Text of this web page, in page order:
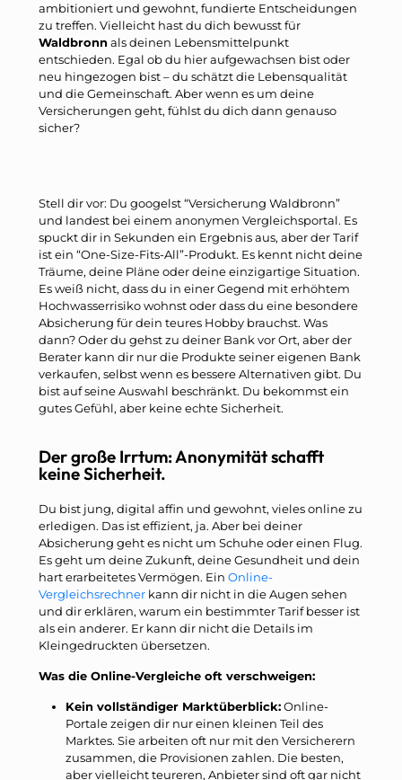
ambitioniert und gewohnt, fundierte Entscheidungen
zu treffen. Vielleicht hast du dich bewusst für
Waldbronnals deinen Lebensmittelpunkt
entschieden. Egal ob du hier aufgewachsen bist oder
neu hingezogen bist – du schätzt die Lebensqualität
und die Gemeinschaft. Aber wenn es um deine
Versicherungen geht, fühlst du dich dann genauso
sicher?
Stell dir vor: Du googelst “Versicherung Waldbronn”
und landest bei einem anonymen Vergleichsportal. Es
spuckt dir in Sekunden ein Ergebnis aus, aber der Tarif
ist ein “One-Size-Fits-All”-Produkt. Es kennt nicht deine
Träume, deine Pläne oder deine einzigartige Situation.
Es weiß nicht, dass du in einer Gegend mit erhöhtem
Hochwasserrisiko wohnst oder dass du eine besondere
Absicherung für dein teures Hobby brauchst. Was
dann? Oder du gehst zu deiner Bank vor Ort, aber der
Berater kann dir nur die Produkte seiner eigenen Bank
verkaufen, selbst wenn es bessere Alternativen gibt. Du
bist auf seine Auswahl beschränkt. Du bekommst ein
gutes Gefühl, aber keine echte Sicherheit.
Der große Irrtum: Anonymität schafft
keine Sicherheit.
Du bist jung, digital affin und gewohnt, vieles online zu
erledigen. Das ist effizient, ja. Aber bei deiner
Absicherung geht es nicht um Schuhe oder einen Flug.
Es geht um deine Zukunft, deine Gesundheit und dein
hart erarbeitetes Vermögen. Ein Online-
Vergleichsrechner kann dir nicht in die Augen sehen
und dir erklären, warum ein bestimmter Tarif besser ist
als ein anderer. Er kann dir nicht die Details im
Kleingedruckten übersetzen.
Was die Online-Vergleiche oft verschweigen:
Kein vollständiger Marktüberblick:Online-
Portale zeigen dir nur einen kleinen Teil des
Marktes. Sie arbeiten oft nur mit den Versicherern
zusammen, die Provisionen zahlen. Die besten,
aber vielleicht teureren, Anbieter sind oft gar nicht